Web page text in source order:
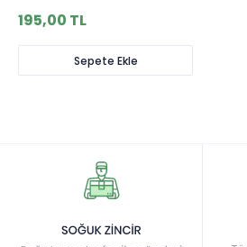
195,00 TL
Sepete Ekle